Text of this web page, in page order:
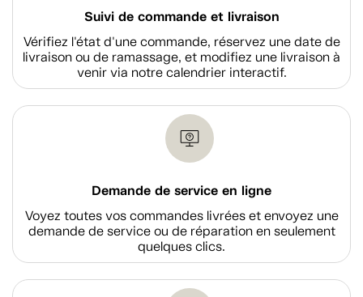
Suivi de commande et livraison
Vérifiez l'état d'une commande, réservez une date de
livraison ou de ramassage, et modifiez une livraison à
venir via notre calendrier interactif.
Demande de service en ligne
Voyez toutes vos commandes livrées et envoyez une
demande de service ou de réparation en seulement
quelques clics.